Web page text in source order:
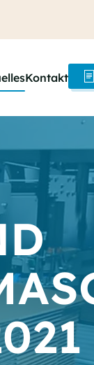
Kontakt